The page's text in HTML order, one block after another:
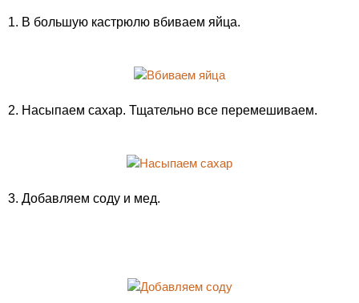
1. В большую кастрюлю вбиваем яйца.
2. Насыпаем сахар. Тщательно все перемешиваем.
3. Добавляем соду и мед.